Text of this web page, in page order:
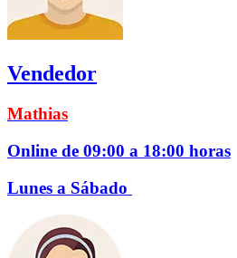
Vendedor
Mathias
Online de 09:00 a 18:00 horas
Lunes a Sábado